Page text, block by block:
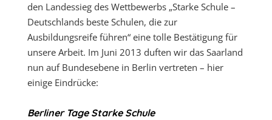
den Landessieg des Wettbewerbs „Starke Schule –
Deutschlands beste Schulen, die zur
Ausbildungsreife führen“ eine tolle Bestätigung für
unsere Arbeit. Im Juni 2013 duften wir das Saarland
nun auf Bundesebene in Berlin vertreten – hier
einige Eindrücke:
Berliner Tage Starke Schule